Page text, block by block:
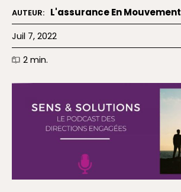
AUTEUR: L'assurance En Mouvement
Juil 7, 2022
2min.